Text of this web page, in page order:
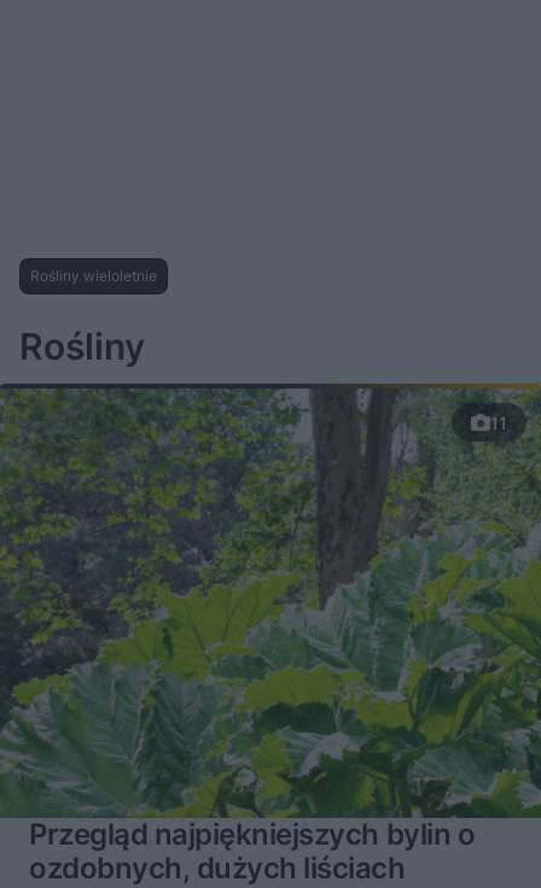
Rośliny wieloletnie
Rośliny
11
Przegląd najpiękniejszych bylin o
ozdobnych, dużych liściach